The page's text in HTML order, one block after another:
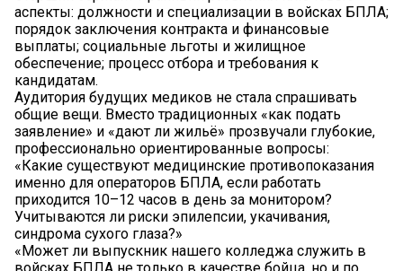
аспекты: должности и специализации в войсках БПЛА;
порядок заключения контракта и финансовые
выплаты; социальные льготы и жилищное
обеспечение; процесс отбора и требования к
кандидатам.
Аудитория будущих медиков не стала спрашивать
общие вещи. Вместо традиционных «как подать
заявление» и «дают ли жильё» прозвучали глубокие,
профессионально ориентированные вопросы:
«Какие существуют медицинские противопоказания
именно для операторов БПЛА, если работать
приходится 10–12 часов в день за монитором?
Учитываются ли риски эпилепсии, укачивания,
синдрома сухого глаза?»
«Может ли выпускник нашего колледжа служить в